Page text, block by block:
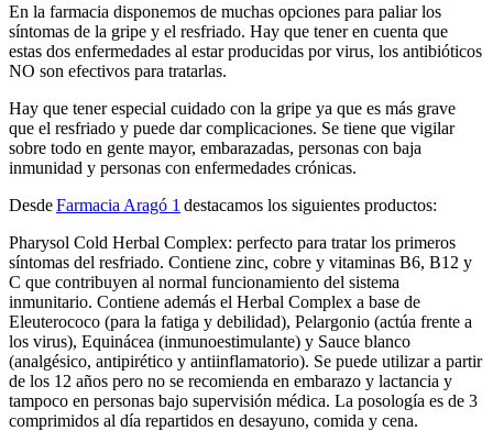
En la farmacia disponemos de muchas opciones para paliar los
síntomas de la gripe y el resfriado. Hay que tener en cuenta que
estas dos enfermedades al estar producidas por virus, los antibióticos
NO son efectivos para tratarlas.
Hay que tener especial cuidado con la gripe ya que es más grave
que el resfriado y puede dar complicaciones. Se tiene que vigilar
sobre todo en gente mayor, embarazadas, personas con baja
inmunidad y personas con enfermedades crónicas.
DesdeFarmacia Aragó 1 destacamos los siguientes productos:
Pharysol Cold Herbal Complex: perfecto para tratar los primeros
síntomas del resfriado. Contiene zinc, cobre y vitaminas B6, B12 y
C que contribuyen al normal funcionamiento del sistema
inmunitario. Contiene además el Herbal Complex a base de
Eleuterococo (para la fatiga y debilidad), Pelargonio (actúa frente a
los virus), Equinácea (inmunoestimulante) y Sauce blanco
(analgésico, antipirético y antiinflamatorio). Se puede utilizar a partir
de los 12 años pero no se recomienda en embarazo y lactancia y
tampoco en personas bajo supervisión médica. La posología es de 3
comprimidos al día repartidos en desayuno, comida y cena.